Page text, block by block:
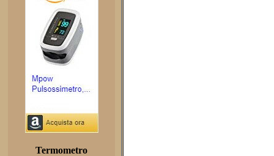
Termometro